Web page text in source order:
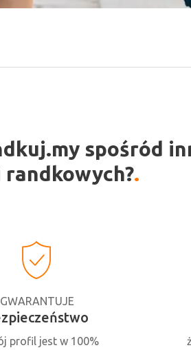
spośród
GWARANTUJE
profil jest w 100%